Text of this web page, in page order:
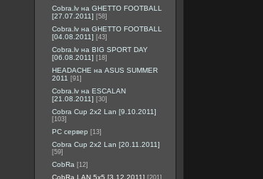
Cobra.lv на GHETTO FOOTBALL
[27.07.2011] [58]
Cobra.lv на GHETTO FOOTBALL
[04.08.2011] [43]
Cobra.lv на BIG SPORT DAY
[06.08.2011] [18]
HEADACHE на ASUS SUMMER
2011 [91]
Cobra.lv на ESCALAN
[21.08.2011] [30]
Cobra Cup 2x2 Lan [9.10.2011]
[103]
PC сервер [13]
Cobra Cup 2x2 Lan [20.11.2011]
[59]
CobRa [12]
CobRa LAN 5x5 [3.12.2011] [201]